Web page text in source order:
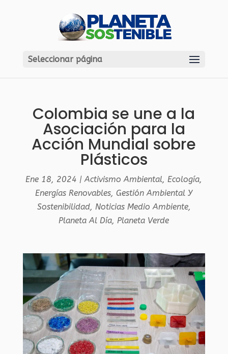
Seleccionar página
Colombia se une a la
Asociación para la
Acción Mundial sobre
Plásticos
Ene 18, 2024 |Activismo Ambiental,Ecología,
Energías Renovables,Gestión Ambiental Y
Sostenibilidad, Noticias Medio Ambiente,
Planeta Al Día,Planeta Verde